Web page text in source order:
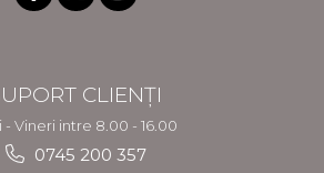
CLIENȚI
- Vineri intre 8.00 - 16.00
0745 200 357